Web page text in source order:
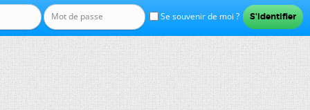
Se souvenir de moi ?